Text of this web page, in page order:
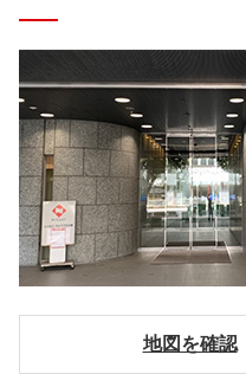
地図を確認